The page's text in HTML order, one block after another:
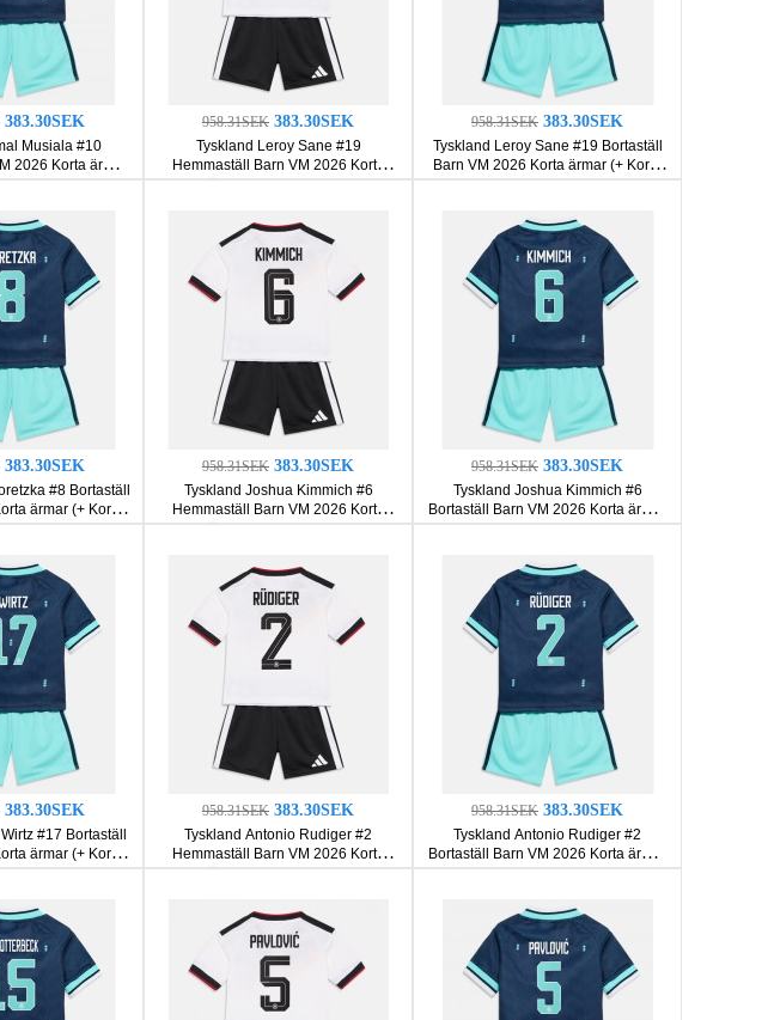
383.30SEK
Musiala #10
2026 Korta ärmar
byxor)
958.31SEK 383.30SEK
Tyskland Leroy Sane #19
Hemmaställ Barn VM 2026 Korta
ärmar (+ Korta byxor)
958.31SEK 383.30SEK
Tyskland Leroy Sane #19 Bortaställ
Barn VM 2026 Korta ärmar (+ Korta
byxor)
383.30SEK
#8 Bortaställ
ärmar (+ Korta
958.31SEK 383.30SEK
Tyskland Joshua Kimmich #6
Hemmaställ Barn VM 2026 Korta
ärmar (+ Korta byxor)
958.31SEK 383.30SEK
Tyskland Joshua Kimmich #6
Bortaställ Barn VM 2026 Korta ärmar
(+ Korta byxor)
383.30SEK
#17 Bortaställ
ärmar (+ Korta
958.31SEK 383.30SEK
Tyskland Antonio Rudiger #2
Hemmaställ Barn VM 2026 Korta
ärmar (+ Korta byxor)
958.31SEK 383.30SEK
Tyskland Antonio Rudiger #2
Bortaställ Barn VM 2026 Korta ärmar
(+ Korta byxor)